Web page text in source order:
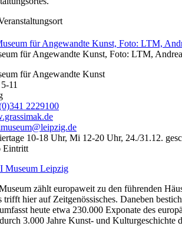
für Angewandte Kunst, Foto: LTM,
für Angewandte Kunst
11
2229100
10-18 Uhr, Mi 12-20 Uhr, 24./31.12.
Eintritt
Museum Leipzig
zählt europaweit zu den führenden
trifft hier auf Zeitgenössisches. Daneben
heute etwa 230.000 Exponate des
3.000 Jahre Kunst- und Kulturgeschichte